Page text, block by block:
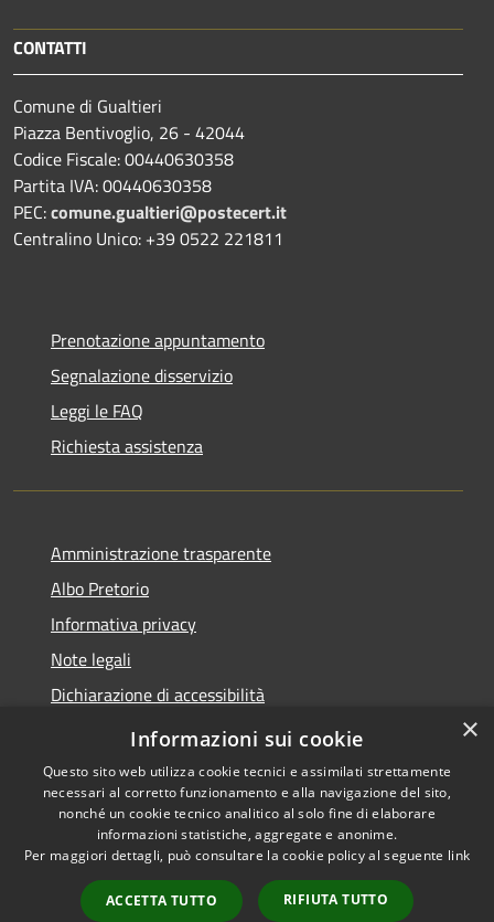
CONTATTI
Comune di Gualtieri
Piazza Bentivoglio, 26 - 42044
Codice Fiscale: 00440630358
Partita IVA: 00440630358
PEC:comune.gualtieri@postecert.it
Centralino Unico: +39 0522 221811
Prenotazione appuntamento
Segnalazione disservizio
Leggi le FAQ
Richiesta assistenza
Amministrazione trasparente
Albo Pretorio
Informativa privacy
Note legali
Dichiarazione di accessibilità
Piano di miglioramento del sito
Accessibilità
Copyright © 2026 • Comune di
Gualtieri • Powered by
Municipium•
Accesso
×
Informazioni sui cookie
Questo sito web utilizza cookie tecnici e assimilati strettamente
necessari al corretto funzionamento e alla navigazione del sito,
nonché un cookie tecnico analitico al solo fine di elaborare
informazioni statistiche, aggregate e anonime.
Per maggiori dettagli, può consultare la cookie policy al seguente link
ACCETTA TUTTO RIFIUTA TUTTO